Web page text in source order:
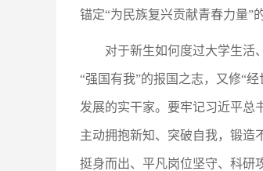
锚定“为民族复兴贡献青春力量”
对于新生如何度过大学生活
“强国有我”的报国之志，又修“
发展的实干家。要牢记习近平总
主动拥抱新知、突破自我，锻造
挺身而出、平凡岗位坚守、科研